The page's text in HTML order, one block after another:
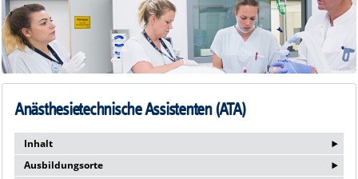
DUALES STUDIUM HEBAMMENWISSENSCHAFT
FREIWILLIGENDIENSTE & PRAKTIKA
AZG INTERN
Anästhesietechnische Assistenten (ATA)
Inhalt ‣
Wer sich für den Beruf "Anästhesietechnische Assistenz" (ATA)
Ausbildungsorte ‣